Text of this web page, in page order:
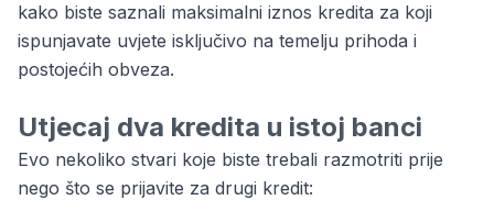
kako biste saznali maksimalni iznos kredita za koji
ispunjavate uvjete isključivo na temelju prihoda i
postojećih obveza.
Utjecaj dva kredita u istoj banci
Evo nekoliko stvari koje biste trebali razmotriti prije
nego što se prijavite za drugi kredit: